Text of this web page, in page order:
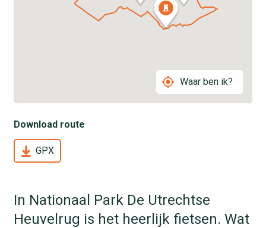
Waar ben ik?
Download route
GPX
In Nationaal Park De Utrechtse
Heuvelrug is het heerlijk fietsen. Wat